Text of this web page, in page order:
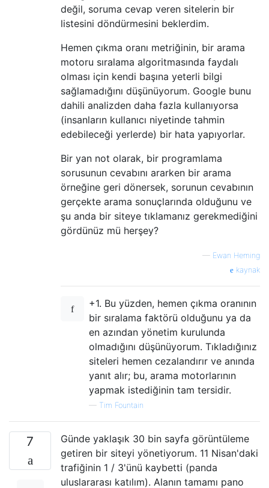
değil, soruma cevap veren sitelerin bir
listesini döndürmesini beklerdim.
Hemen çıkma oranı metriğinin, bir arama
motoru sıralama algoritmasında faydalı
olması için kendi başına yeterli bilgi
sağlamadığını düşünüyorum. Google bunu
dahili analizden daha fazla kullanıyorsa
(insanların kullanıcı niyetinde tahmin
edebileceği yerlerde) bir hata yapıyorlar.
Bir yan not olarak, bir programlama
sorusunun cevabını ararken bir arama
örneğine geri dönersek, sorunun cevabının
gerçekte arama sonuçlarında olduğunu ve
şu anda bir siteye tıklamanız gerekmediğini
gördünüz mü herşey?
— Ewan Heming
kaynak
+1. Bu yüzden, hemen çıkma oranının
bir sıralama faktörü olduğunu ya da
en azından yönetim kurulunda
olmadığını düşünüyorum. Tıkladığınız
siteleri hemen cezalandırır ve anında
yanıt alır; bu, arama motorlarının
yapmak istediğinin tam tersidir.
— Tim Fountain
7
Günde yaklaşık 30 bin sayfa görüntüleme
getiren bir siteyi yönetiyorum. 11 Nisan'daki
trafiğinin 1 / 3'ünü kaybetti (panda
uluslararası katılım). Alanın tamamı pano